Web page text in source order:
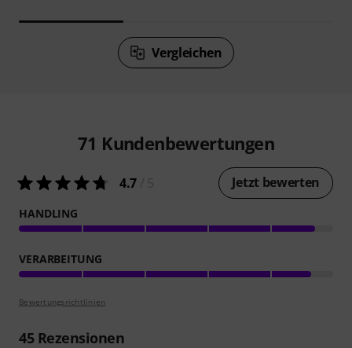
Vergleichen
71 Kundenbewertungen
4.7 Jetzt bewerten
HANDLING
VERARBEITUNG
Bewertungsrichtlinien
45Rezensionen